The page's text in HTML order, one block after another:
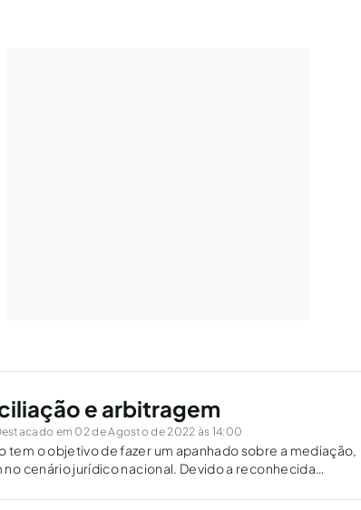
e arbitragem
em 02 de Agosto de 2022 às 14:00
tem o objetivo de fazer um apanhado sobre a mediação,
cenário jurídico nacional. Devido a reconhecida
e...